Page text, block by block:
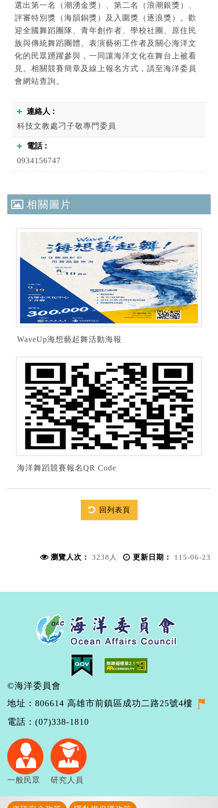
選出第一名（潮湧金獎）、第二名（浪潮銀獎）、
評審特別獎（海韻銅獎）及入圍獎（逐浪獎）。歡
迎全國舞蹈團隊、青年創作者、學校社團、原住民
族與傳統舞蹈團體、表演藝術工作者及關心海洋文
化的民眾踴躍參與，一同讓海洋文化在舞台上被看
見。相關競賽簡章及線上報名方式，請至海洋委員
會網站查詢。
連絡人
科技文教處刁子敬專門委員
電話
0934156747
相關圖片
WaveUp海想藝起舞活動海報
海洋舞蹈競賽報名QR Code
回列表頁
瀏覽人次： 3238人 更新日期： 115-06-23
©海洋委員會
地址：806614 高雄市前鎮區成功二路25號4樓
電話：(07)338-1810
一般民眾 研究人員